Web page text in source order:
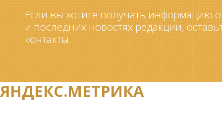
Если вы хотите получать информацию
и последних новостях редакции,
контакты.
ЯНДЕКС.МЕТРИКА